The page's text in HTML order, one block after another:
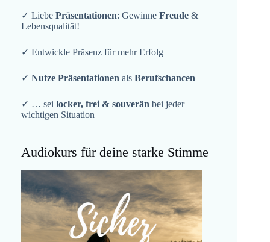
✓ Liebe Präsentationen: Gewinne Freude &
Lebensqualität!
✓ Entwickle Präsenz für mehr Erfolg
✓ Nutze Präsentationen als Berufschancen
✓ … sei locker, frei & souverän bei jeder
wichtigen Situation
Audiokurs für deine starke Stimme